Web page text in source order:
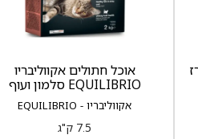
אקווליבריו - EQUILIBRIO
אוכל חתולים אקווליבריו
EQUILIBRIO סלמון ועוף
7.5 ק"ג